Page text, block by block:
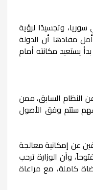
وتجسيدًا لرؤية
مفادها أن الدولة
يستعيد مكانته أمام
النظام السابق، ممن
ستتم وفق الأصول
عن إمكانية معالجة
وأن الوزارة ترحب
كاملة، مع مراعاة